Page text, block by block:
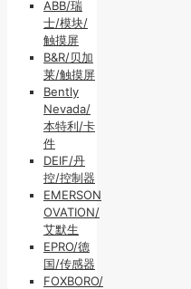
ABB/瑞
士/模块/
触摸屏
B&R/贝加
莱/触摸屏
Bently
Nevada/
本特利/卡
件
DEIF/丹
控/控制器
EMERSON
OVATION/
艾默生
EPRO/德
国/传感器
FOXBORO/